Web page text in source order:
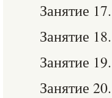
Занятие
Занятие
Занятие
Занятие